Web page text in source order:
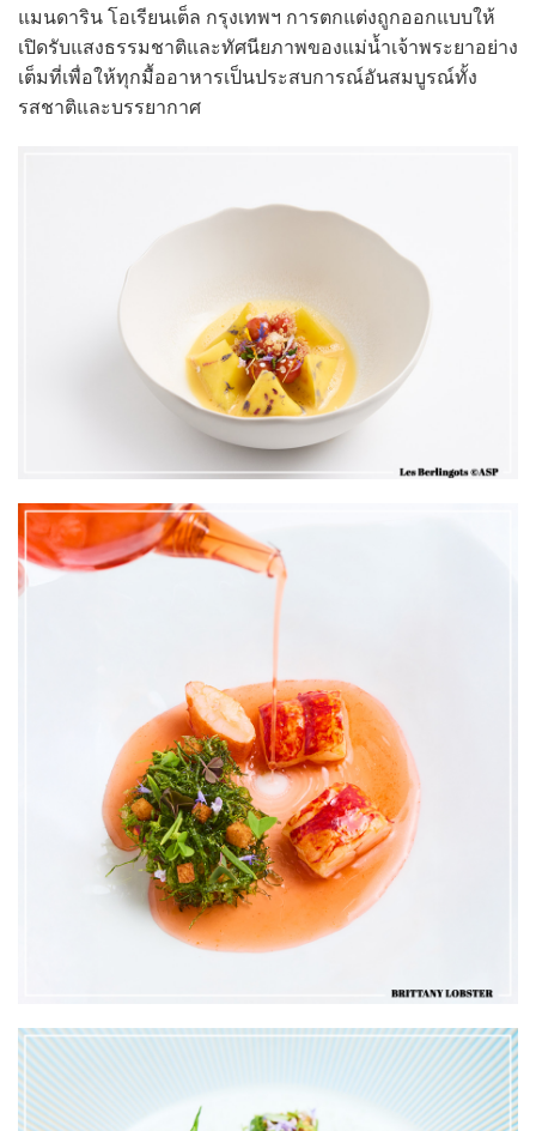
แมนดาริน โอเรียนเต็ล กรุงเทพฯ การตกแต่งถูกออกแบบให้
เปิดรับแสงธรรมชาติและทัศนียภาพของแม่น้ำเจ้าพระยาอย่าง
เต็มที่เพื่อให้ทุกมื้ออาหารเป็นประสบการณ์อันสมบูรณ์ทั้ง
รสชาติและบรรยากาศ